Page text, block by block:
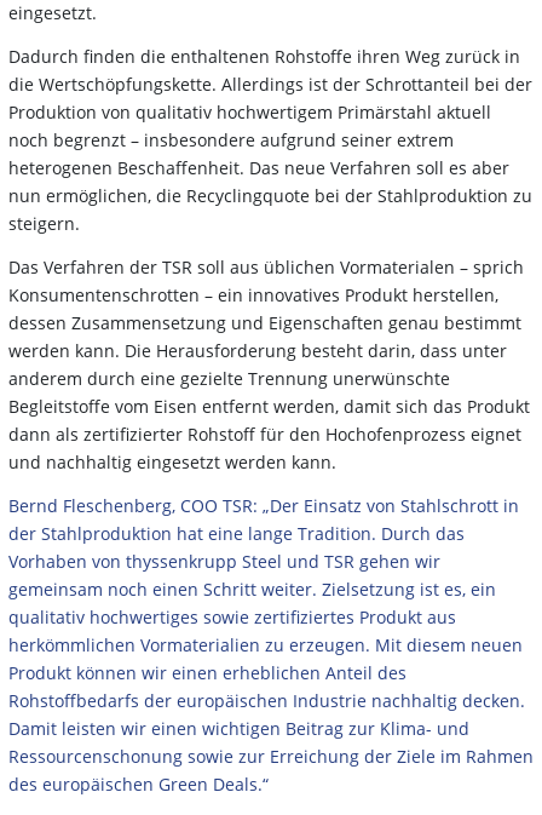
eingesetzt.
Dadurch finden die enthaltenen Rohstoffe ihren Weg zurück in
die Wertschöpfungskette. Allerdings ist der Schrottanteil bei der
Produktion von qualitativ hochwertigem Primärstahl aktuell
noch begrenzt – insbesondere aufgrund seiner extrem
heterogenen Beschaffenheit. Das neue Verfahren soll es aber
nun ermöglichen, die Recyclingquote bei der Stahlproduktion zu
steigern.
Das Verfahren der TSR soll aus üblichen Vormaterialen – sprich
Konsumentenschrotten – ein innovatives Produkt herstellen,
dessen Zusammensetzung und Eigenschaften genau bestimmt
werden kann. Die Herausforderung besteht darin, dass unter
anderem durch eine gezielte Trennung unerwünschte
Begleitstoffe vom Eisen entfernt werden, damit sich das Produkt
dann als zertifizierter Rohstoff für den Hochofenprozess eignet
und nachhaltig eingesetzt werden kann.
Bernd Fleschenberg, COO TSR: „Der Einsatz von Stahlschrott in
der Stahlproduktion hat eine lange Tradition. Durch das
Vorhaben von thyssenkrupp Steel und TSR gehen wir
gemeinsam noch einen Schritt weiter. Zielsetzung ist es, ein
qualitativ hochwertiges sowie zertifiziertes Produkt aus
herkömmlichen Vormaterialien zu erzeugen. Mit diesem neuen
Produkt können wir einen erheblichen Anteil des
Rohstoffbedarfs der europäischen Industrie nachhaltig decken.
Damit leisten wir einen wichtigen Beitrag zur Klima- und
Ressourcenschonung sowie zur Erreichung der Ziele im Rahmen
des europäischen Green Deals.“